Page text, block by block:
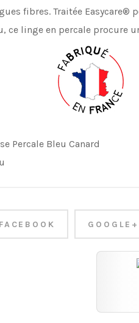
fibres. Traitée Easycare®
ce linge en percale procure
Percale Bleu Canard
FACEBOOK GOOGLE+